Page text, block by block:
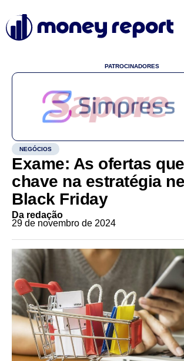
PATROCINADORES
NEGÓCIOS
Exame: As ofertas
chave na estratégia
Black Friday
Da redação
29 de novembro de 2024